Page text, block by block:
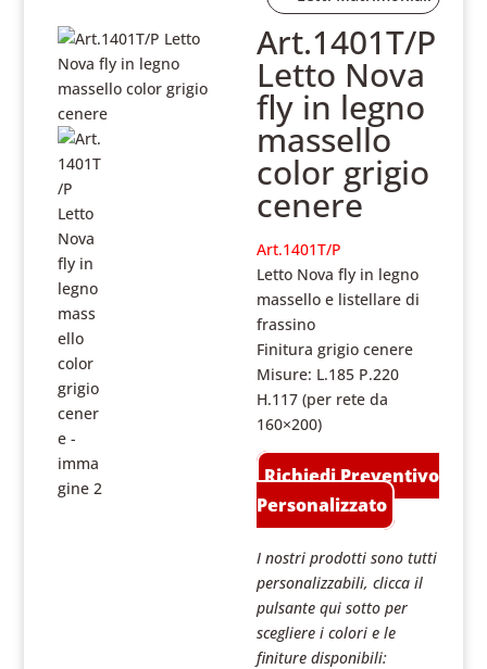
Art.1401T/P
Letto Nova
fly in legno
massello
color grigio
cenere
Art.1401T/P
Letto Nova fly in legno
massello e listellare di
frassino
Finitura grigio cenere
Misure: L.185 P.220
H.117 (per rete da
160×200)
Richiedi Preventivo
Personalizzato
I nostri prodotti sono tutti
personalizzabili, clicca il
pulsante qui sotto per
scegliere i colori e le
finiture disponibili: